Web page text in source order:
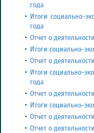
года
Итоги социально-
года
Отчет о
Итоги социально-
Отчет о
Итоги социально-
года
Отчет о
Итоги социально-
Отчет о
Отчет о